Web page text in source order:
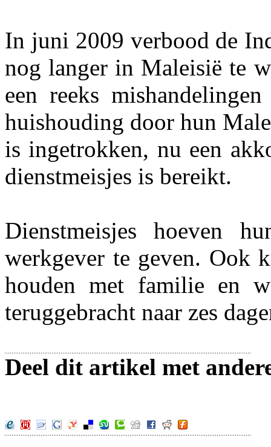
In juni 2009 verbood de
nog langer in Maleisië te
een reeks
huishouding door hun
is ingetrokken, nu een
dienstmeisjes is bereikt.
Dienstmeisjes hoeven
werkgever te geven. Ook
houden met familie en
teruggebracht naar zes
Deel dit artikel met